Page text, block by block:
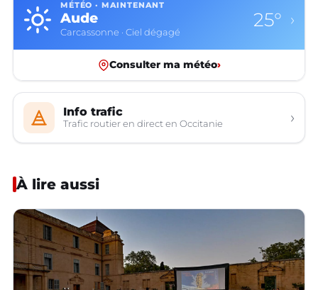
MÉTÉO · MAINTENANT
Aude
Carcassonne · Ciel dégagé
25° ›
Consulter ma météo›
Info trafic
Trafic routier en direct en Occitanie ›
À lire aussi